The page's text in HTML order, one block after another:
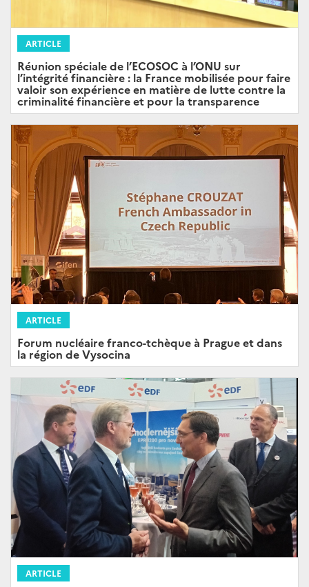
ARTICLE
Réunion spéciale de l’ECOSOC à l’ONU sur
l’intégrité financière : la France mobilisée pour faire
valoir son expérience en matière de lutte contre la
criminalité financière et pour la transparence
ARTICLE
Forum nucléaire franco-tchèque à Prague et dans
la région de Vysocina
ARTICLE